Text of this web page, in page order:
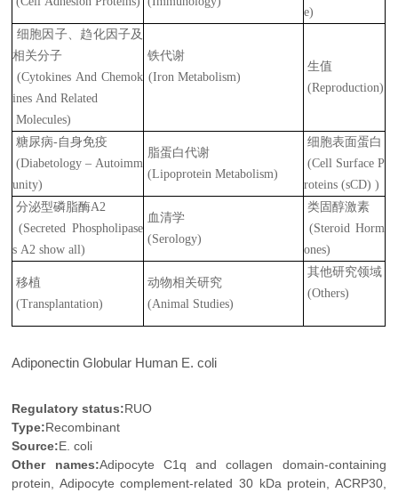
e)
细胞因子、趋化因子及
相关分子
(Cytokines And Chemok
ines And Related
Molecules)
铁代谢
(Iron Metabolism)
生值
(Reproduction)
糖尿病-自身免疫
(Diabetology – Autoimm
unity)
脂蛋白代谢
(Lipoprotein Metabolism)
细胞表面蛋白
(Cell Surface P
roteins (sCD) )
分泌型磷脂酶A2
(Secreted Phospholipase
s A2 show all)
血清学
(Serology)
类固醇激素
(Steroid Horm
ones)
移植
(Transplantation)
动物相关研究
(Animal Studies)
其他研究领域
(Others)
Adiponectin Globular Human E. coli
Regulatory status:RUO
Type:Recombinant
Source:E. coli
Other names:Adipocyte C1q and collagen domain-containing
protein, Adipocyte complement-related 30 kDa protein, ACRP30,